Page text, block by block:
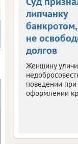
липчанку
не
долгов
Женщину
поведении при
оформлении